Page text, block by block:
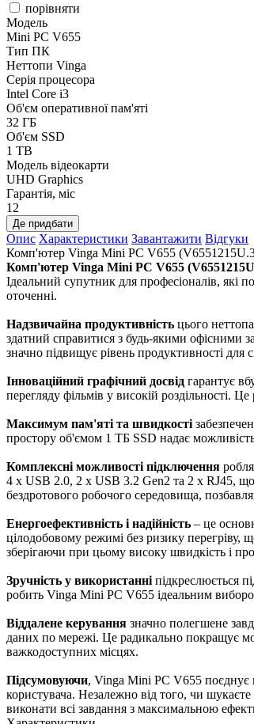
порівняти
Модель
Mini PC V655
Тип ПК
Неттопи Vinga
Серія процесора
Intel Core i3
Об'єм оперативної пам'яті
32 ГБ
Об'єм SSD
1 TB
Модель відеокарти
UHD Graphics
Гарантія, міс
12
Де придбати
Опис Характеристики Завантажити Відгуки
Комп'ютер Vinga Mini PC V655
Комп'ютер Vinga Mini PC V655
Ідеальний супутник для професіоналів, які
оточенні.
Надзвичайна продуктивність цього
здатний справитися з будь-якими офісними
значно підвищує рівень продуктивності для
Інноваційний графічний досвід гарантує
перегляду фільмів у високій роздільності.
Максимум пам'яті та швидкості
простору об'ємом 1 ТБ SSD надає можливість
Комплексні можливості підключення
4 x USB 2.0, 2 x USB 3.2 Gen2 та 2 x RJ45, що
бездротового робочого середовища,
Енергоефективність і надійність – це
цілодобовому режимі без ризику
зберігаючи при цьому високу швидкість і
Зручність у використанні підкреслюється
робить Vinga Mini PC V655 ідеальним
Віддалене керування значно полегшене
даних по мережі. Це радикально покращує
важкодоступних місцях.
Підсумовуючи, Vinga Mini PC V655 поєднує
користувача. Незалежно від того, чи
виконати всі завдання з максимальною